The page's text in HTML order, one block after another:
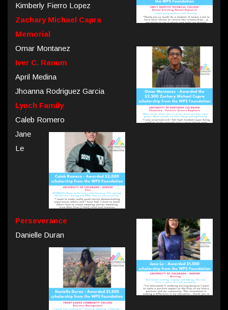
Kimberly Fierro Lopez
Zachary Michael Capra
Memorial
Omar Montanez
Iver C. Ranum
April Medina
Jhoanna Rodriguez Garcia
Lynch Family
Caleb Romero
Jane
Le
Perseverance
Danielle Duran